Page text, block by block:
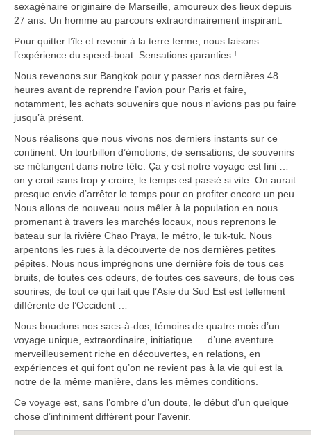
sexagénaire originaire de Marseille, amoureux des lieux depuis
27 ans. Un homme au parcours extraordinairement inspirant.
Pour quitter l’île et revenir à la terre ferme, nous faisons
l’expérience du speed-boat. Sensations garanties !
Nous revenons sur Bangkok pour y passer nos dernières 48
heures avant de reprendre l’avion pour Paris et faire,
notamment, les achats souvenirs que nous n’avions pas pu faire
jusqu’à présent.
Nous réalisons que nous vivons nos derniers instants sur ce
continent. Un tourbillon d’émotions, de sensations, de souvenirs
se mélangent dans notre tête. Ça y est notre voyage est fini …
on y croit sans trop y croire, le temps est passé si vite. On aurait
presque envie d’arrêter le temps pour en profiter encore un peu.
Nous allons de nouveau nous mêler à la population en nous
promenant à travers les marchés locaux, nous reprenons le
bateau sur la rivière Chao Praya, le métro, le tuk-tuk. Nous
arpentons les rues à la découverte de nos dernières petites
pépites. Nous nous imprégnons une dernière fois de tous ces
bruits, de toutes ces odeurs, de toutes ces saveurs, de tous ces
sourires, de tout ce qui fait que l’Asie du Sud Est est tellement
différente de l’Occident …
Nous bouclons nos sacs-à-dos, témoins de quatre mois d’un
voyage unique, extraordinaire, initiatique … d’une aventure
merveilleusement riche en découvertes, en relations, en
expériences et qui font qu’on ne revient pas à la vie qui est la
notre de la même manière, dans les mêmes conditions.
Ce voyage est, sans l’ombre d’un doute, le début d’un quelque
chose d’infiniment différent pour l’avenir.